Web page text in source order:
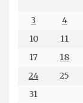
3
4
10
11
17
18
24
25
31